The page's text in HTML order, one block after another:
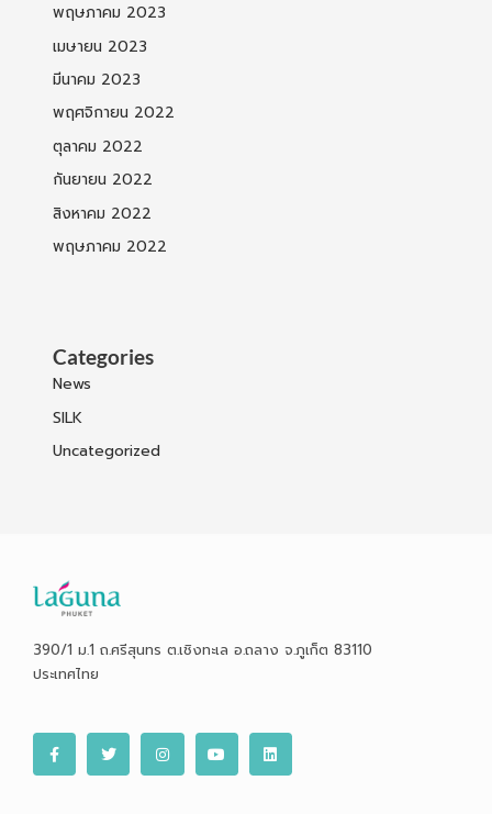
พฤษภาคม 2023
เมษายน 2023
มีนาคม 2023
พฤศจิกายน 2022
ตุลาคม 2022
กันยายน 2022
สิงหาคม 2022
พฤษภาคม 2022
Categories
News
SILK
Uncategorized
390/1 ม.1 ถ.ศรีสุนทร ต.เชิงทะเล อ.ถลาง จ.ภูเก็ต 83110
ประเทศไทย
F
a
c
T
w
i
I
n
s
Y
o
u
L
i
n